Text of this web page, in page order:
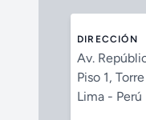
DIRECCIÓN
Av.
Piso 1,
Lima - Perú